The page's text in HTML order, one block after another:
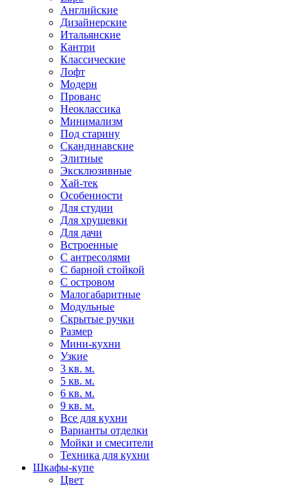
Английские
Дизайнерские
Итальянские
Кантри
Классические
Лофт
Модерн
Прованс
Неоклассика
Минимализм
Под старину
Скандинавские
Элитные
Эксклюзивные
Хай-тек
Особенности
Для студии
Для хрущевки
Для дачи
Встроенные
С антресолями
С барной стойкой
С островом
Малогабаритные
Модульные
Скрытые ручки
Размер
Мини-кухни
Узкие
3 кв. м.
5 кв. м.
6 кв. м.
9 кв. м.
Все для кухни
Варианты отделки
Мойки и смесители
Техника для кухни
Шкафы-купе
Цвет